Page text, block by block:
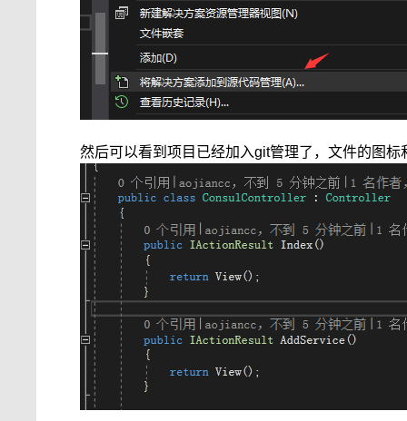
然后可以看到项目已经加入git管理了，文件的图标